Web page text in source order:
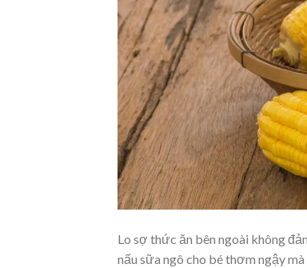
Lo sợ thức ăn bên ngoài không
nấu sữa ngô cho bé thơm ngậy